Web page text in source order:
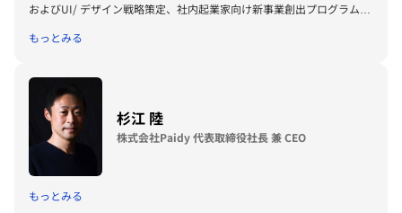
およびUI/ デザイン戦略策定、社内起業家向け新事業創出プログラムを
ズの代表に就任。2023年よりドコモのコンシューマ事業を統括する事
ＣＥＯ＆ＣＣＯ（Chief Culture Officer）として帰任。株式会社ローン
ディールのメンターとして社外の人材育成にも携わる。一般社団法人越
境イニシアチブ理事。
もっとみる
杉江 陸
株式会社Paidy 代表取締役社長 兼 CEO
もっとみる